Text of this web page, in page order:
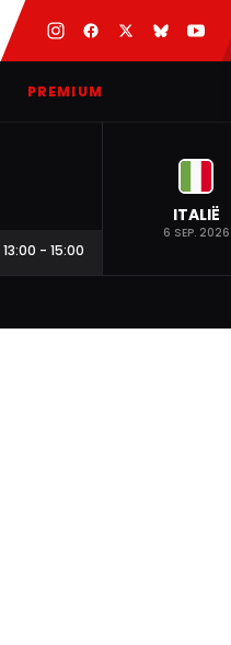
PREMIUM
13:00 - 15:00
ITALIË
6 SEP. 2026